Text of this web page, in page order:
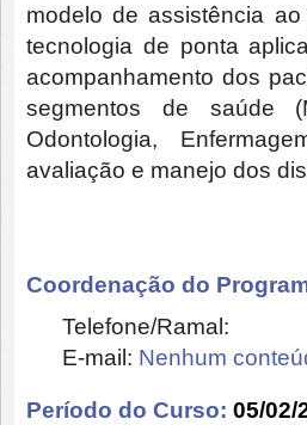
modelo de assistência
tecnologia de ponta
acompanhamento dos
segmentos de saúde
Odontologia,
avaliação e manejo dos
Coordenação do
Telefone/Ramal:
E-mail: Nenhum
Período do Curso: 05/02/